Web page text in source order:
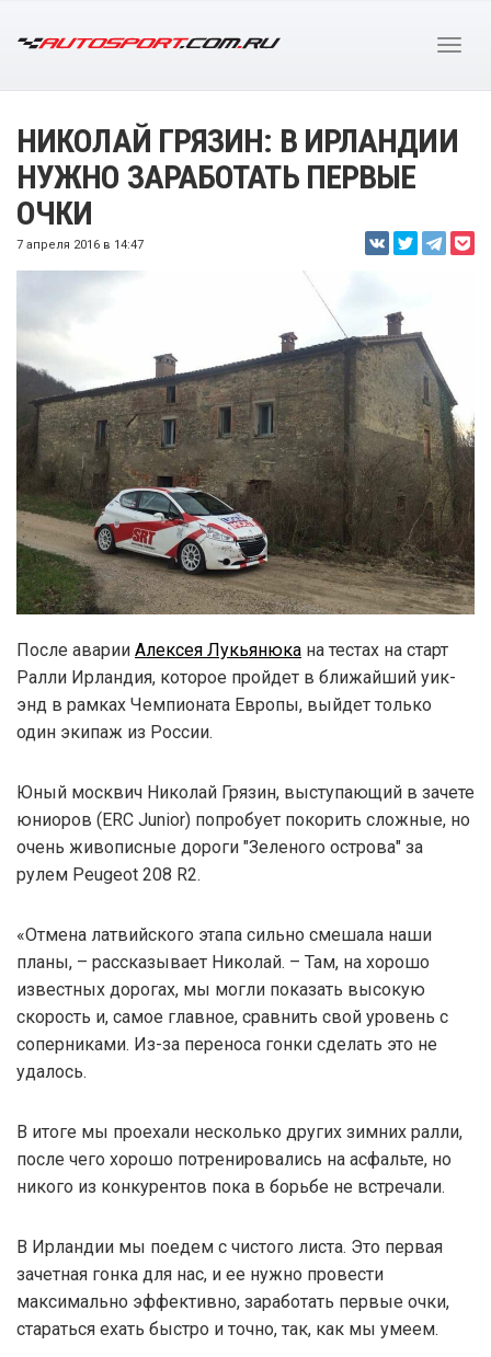
НИКОЛАЙ ГРЯЗИН: В ИРЛАНДИИ
НУЖНО ЗАРАБОТАТЬ ПЕРВЫЕ
ОЧКИ
7 апреля 2016 в 14:47
После аварии Алексея Лукьянюка на тестах на старт
Ралли Ирландия, которое пройдет в ближайший уик-
энд в рамках Чемпионата Европы, выйдет только
один экипаж из России.
Юный москвич Николай Грязин, выступающий в зачете
юниоров (ERC Junior) попробует покорить сложные, но
очень живописные дороги "Зеленого острова" за
рулем Peugeot 208 R2.
«Отмена латвийского этапа сильно смешала наши
планы, – рассказывает Николай. – Там, на хорошо
известных дорогах, мы могли показать высокую
скорость и, самое главное, сравнить свой уровень с
соперниками. Из-за переноса гонки сделать это не
удалось.
В итоге мы проехали несколько других зимних ралли,
после чего хорошо потренировались на асфальте, но
никого из конкурентов пока в борьбе не встречали.
В Ирландии мы поедем с чистого листа. Это первая
зачетная гонка для нас, и ее нужно провести
максимально эффективно, заработать первые очки,
стараться ехать быстро и точно, так, как мы умеем.